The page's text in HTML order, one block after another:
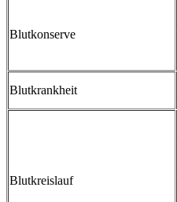
Blutkonserve
Blutkrankheit
Blutkreislauf